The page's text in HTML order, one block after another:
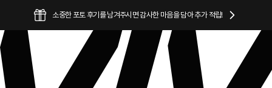
소중한 포토 후기를 남겨주시면 감사한 마음을 담아 추가 적립!